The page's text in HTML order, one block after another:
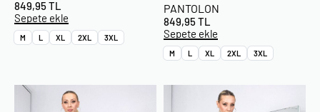
849,95TL
Sepete ekle
M L XL 2XL 3XL
PANTOLON
849,95TL
Sepete ekle
M L XL 2XL 3XL